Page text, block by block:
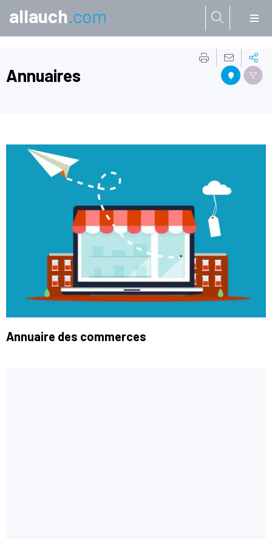
allauch.com
Annuaires
Annuaire des commerces